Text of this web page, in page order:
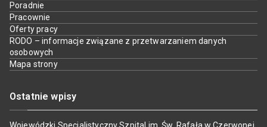
Poradnie
Pracownie
Oferty pracy
RODO – informacje związane z przetwarzaniem danych
osobowych
Mapa strony
Ostatnie wpisy